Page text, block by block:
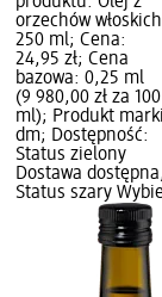
orzechów
250 ml; Cena:
24,95 zł; Cena
bazowa: 0,25 ml
(9 980,00 zł za 100
ml); Produkt
dm; Dostępność:
Status zielony
Dostawa
Status szary